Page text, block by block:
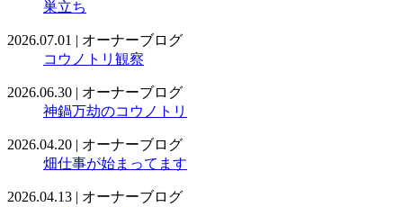
巣立ち
2026.07.01 | オーナーブログ
コウノトリ観察
2026.06.30 | オーナーブログ
神鍋万劫のコウノトリ
2026.04.20 | オーナーブログ
畑仕事が始まってます
2026.04.13 | オーナーブログ